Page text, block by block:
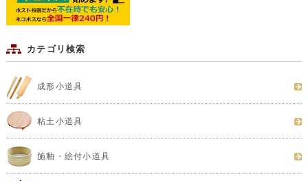
カテゴリ検索
成形小道具
粘土小道具
施釉・絵付小道具